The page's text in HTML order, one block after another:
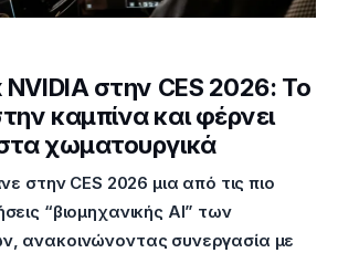
στην CES 2026: Το
καμπίνα και φέρνει
χωματουργικά
στην CES 2026 μια από τις πιο
“βιομηχανικής AI” των
ανακοινώνοντας συνεργασία με